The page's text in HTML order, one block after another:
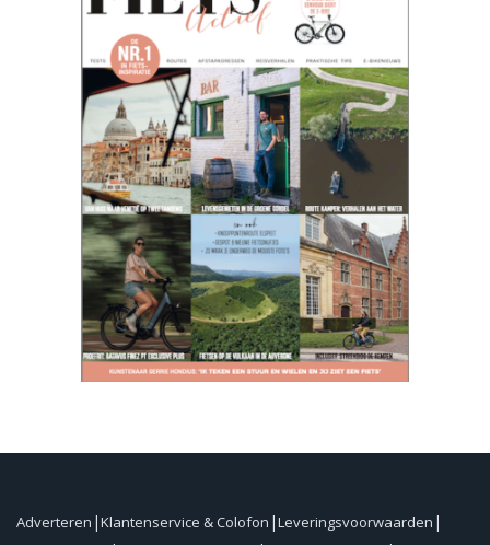
Adverteren Klantenservice & Colofon Leveringsvoorwaarden